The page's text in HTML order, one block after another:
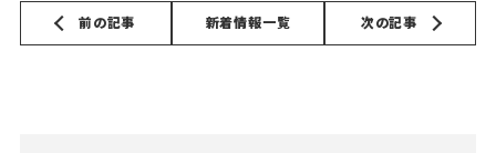
前の記事 次の記事
新着情報一覧